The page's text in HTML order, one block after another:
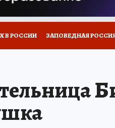
В РОССИИ ЗАПОВЕДНАЯ